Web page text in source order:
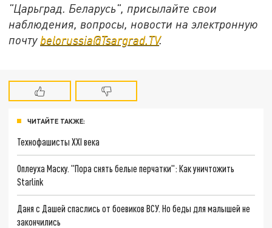
"Царьград. Беларусь", присылайте свои
наблюдения, вопросы, новости на электронную
почту belorussia@Tsargrad.TV.
ЧИТАЙТЕ ТАКЖЕ:
Технофашисты XXI века
Оплеуха Маску. "Пора снять белые перчатки": Как уничтожить
Starlink
Даня с Дашей спаслись от боевиков ВСУ. Но беды для малышей не
закончились